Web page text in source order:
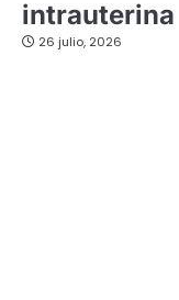
intrauterina
26 julio, 2026